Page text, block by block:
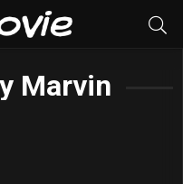
Marvin